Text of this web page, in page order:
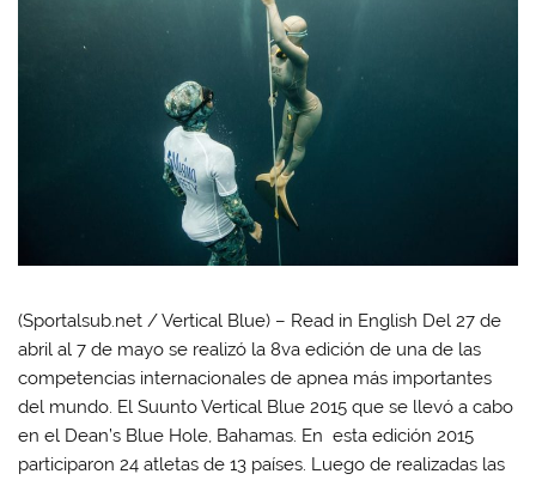
(Sportalsub.net / Vertical Blue) – Read in English Del 27 de
abril al 7 de mayo se realizó la 8va edición de una de las
competencias internacionales de apnea más importantes
del mundo. El Suunto Vertical Blue 2015 que se llevó a cabo
en el Dean’s Blue Hole, Bahamas. En esta edición 2015
participaron 24 atletas de 13 países. Luego de realizadas las